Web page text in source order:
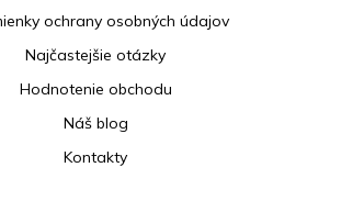
ochrany osobných údajov
Najčastejšie otázky
Hodnotenie obchodu
Náš blog
Kontakty